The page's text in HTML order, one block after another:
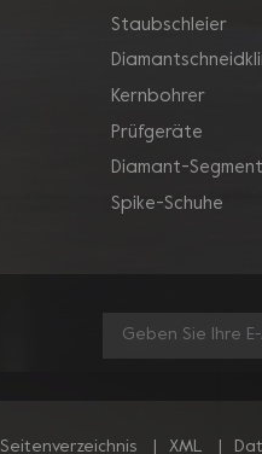
Staubschleier
Kernbohrer
Prüfgeräte
Diamant-
Spike-Schuhe
Seitenverzeichnis XML